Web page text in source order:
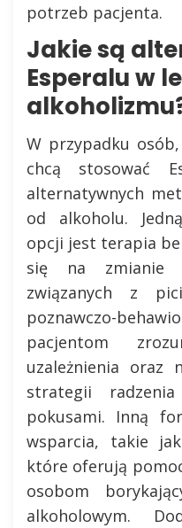
potrzeb pacjenta.
Jakie są
Esperalu w
W przypadku
chcą stosować
alternatywnych
od alkoholu.
opcji jest terapia
się na zmianie
związanych z
poznawczo-
pacjentom
uzależnienia oraz
strategii
pokusami. Inną
wsparcia, takie
które oferują
osobom
alkoholowym.